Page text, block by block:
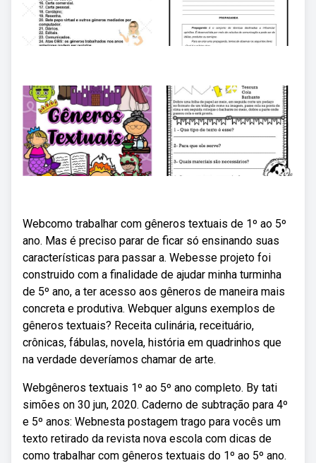
Webcomo trabalhar com gêneros textuais de 1º ao 5º
ano. Mas é preciso parar de ficar só ensinando suas
características para passar a. Webesse projeto foi
construido com a finalidade de ajudar minha turminha
de 5º ano, a ter acesso aos gêneros de maneira mais
concreta e produtiva. Webquer alguns exemplos de
gêneros textuais? Receita culinária, receituário,
crônicas, fábulas, novela, história em quadrinhos que
na verdade deveríamos chamar de arte.
Webgêneros textuais 1º ao 5º ano completo. By tati
simões on 30 jun, 2020. Caderno de subtração para 4º
e 5º anos: Webnesta postagem trago para vocês um
texto retirado da revista nova escola com dicas de
como trabalhar com gêneros textuais do 1º ao 5º ano.